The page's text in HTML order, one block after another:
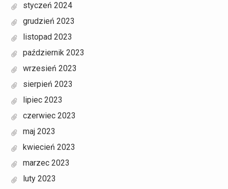
styczeń 2024
grudzień 2023
listopad 2023
październik 2023
wrzesień 2023
sierpień 2023
lipiec 2023
czerwiec 2023
maj 2023
kwiecień 2023
marzec 2023
luty 2023